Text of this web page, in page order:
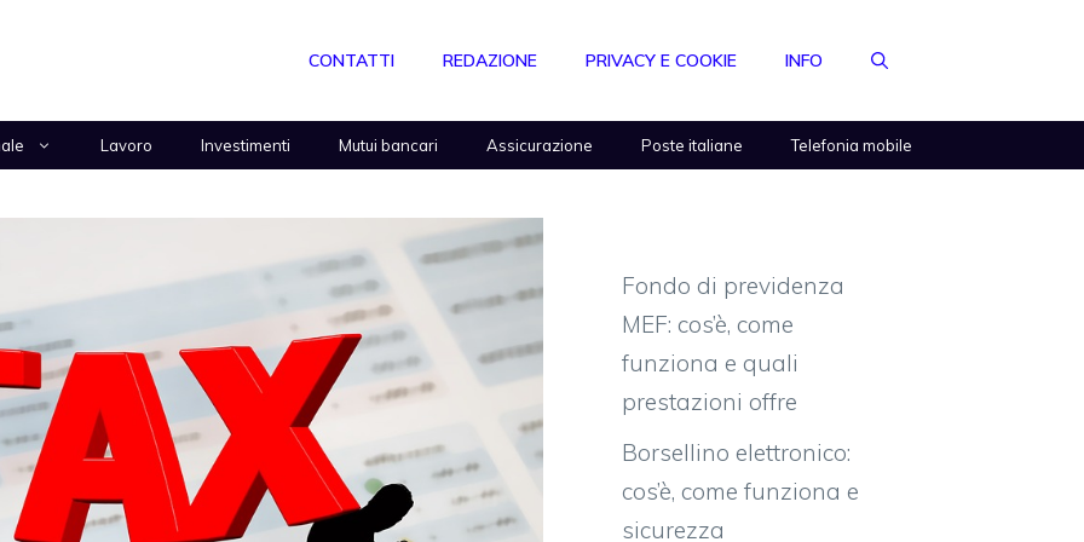
CONTATTI REDAZIONE PRIVACY E COOKIE INFO
Lavoro Investimenti Mutui bancari Assicurazione Poste italiane Telefonia mobile
Fondo di previdenza
MEF: cos’è, come
funziona e quali
prestazioni offre
Borsellino elettronico:
cos’è, come funziona e
sicurezza